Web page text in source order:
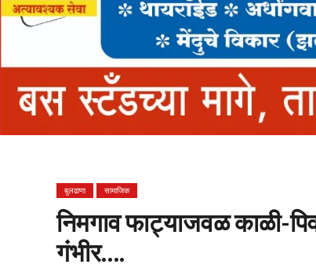
बुलढाणा सामाजिक
निमगाव फाट्याजवळ काळी-
गंभीर….